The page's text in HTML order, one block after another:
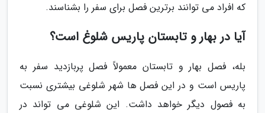
که افراد می توانند برترین فصل برای سفر را بشناسند.
آیا در بهار و تابستان پاریس شلوغ است؟
بله، فصل بهار و تابستان معمولاً فصل پربازدید سفر به
پاریس است و در این فصل ها شهر شلوغی بیشتری نسبت
به فصول دیگر خواهد داشت. این شلوغی می تواند در